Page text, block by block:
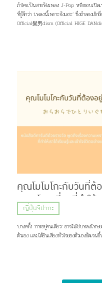
ถ้าใครเป็นสายฟังเพลง J-Pop หรือชอบเปิ
ที่รู้สึกว่า ‘เพลงนี้เพราะจังแฮะ’ ซึ่งถ้าลองเ
Official髭男dism (Official HIGE
Hige (髭) ที่แปลว่า หนวด หรือเครา กับคำ
Dandy ที่สื่อถึงสุภาพบุรุษผู้แต่งตัวเนี้ยบ มีส
ว่า “ฮิเกะดัน” ส่วนแฟนคลับของพวกเขาก็ถู
Official髭男dism แน่นอนว่าชื่อวงนี้ไม่ได้ตั้
พวกเขาอยากทำเพลงที่สามารถส่งต่อความรู้
จะมีอายุเพิ่มขึ้น หรือถึงวันที่ไว้หนวดเครา
Official HIGE DANdism จุดเริ่มต้นของวง
คุณโมโมโกะกับวันที่ต้
ความโดดเดี่ยวที่ทำให้เร
อย่างแท้จริง
ญี่ปุ่นจิปาถะ
บางครั้ง ’การอยู่คนเดียว‘ อาจไม่ใช่บทลงโทษ
ตัวเอง และได้ยินเสียงหัวใจของตัวเองชัดเจนขึ้